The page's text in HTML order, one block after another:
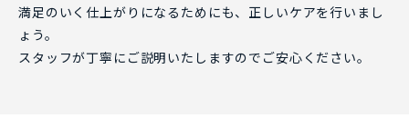
満足のいく仕上がりになるためにも、正しいケアを行いまし
ょう。
スタッフが丁寧にご説明いたしますのでご安心ください。